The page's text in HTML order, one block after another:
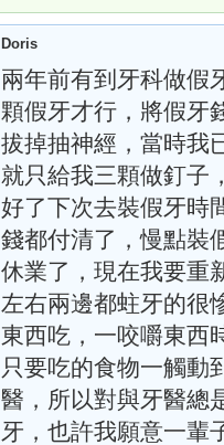
Doris
兩年前有到牙科做假
顆假牙才行，將假牙
拔掉抽神經，當時我
就只給我三顆做釘子
好了下次去裝假牙時
錢都付清了，慢點裝
休業了，現在我要重
左右兩邊都蛀牙的很
東西吃，一咬嚼東西
只要吃的食物一觸動
醫，所以對與牙醫總
牙，也許我願意一輩